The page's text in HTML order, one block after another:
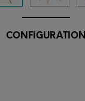
CONFIGURATION